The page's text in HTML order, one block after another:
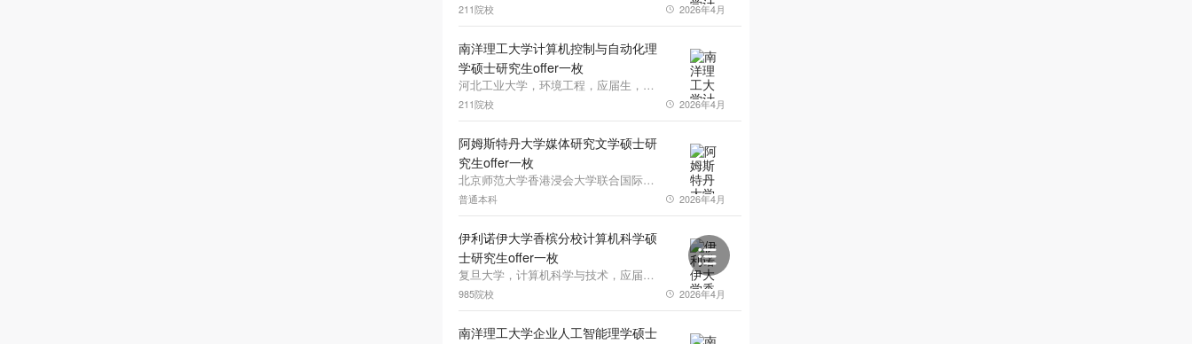
211院校 2026年4月
南洋理工大学计算机控制与自动化理
学硕士研究生offer一枚
河北工业大学，环境工程，应届生，GPA3.11，雅思6.0
211院校 2026年4月
阿姆斯特丹大学媒体研究文学硕士研
究生offer一枚
北京师范大学香港浸会大学联合国际学院，媒体艺术与设计，应届生，GPA3.87，雅思6.5、六级575.0
普通本科 2026年4月
伊利诺伊大学香槟分校计算机科学硕
士研究生offer一枚
复旦大学，计算机科学与技术，应届生，GPA92，雅思7.5
985院校 2026年4月
南洋理工大学企业人工智能理学硕士